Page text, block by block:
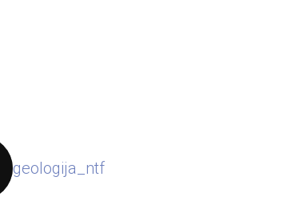
geologija_ntf